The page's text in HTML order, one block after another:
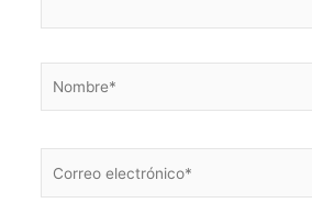
electrónico*